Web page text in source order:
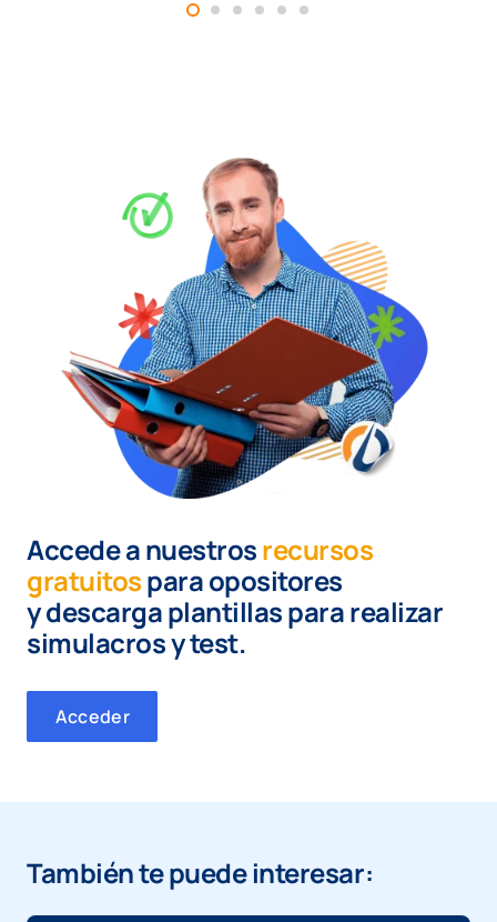
Accede a nuestrosrecursos
gratuitospara opositores
ydescarga plantillas para realizar
simulacros y test.
Acceder
También te puede interesar: